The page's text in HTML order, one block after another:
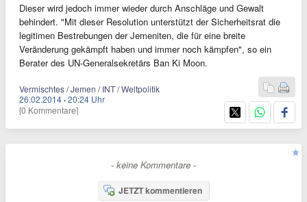
Dieser wird jedoch immer wieder durch Anschläge und Gewalt
behindert. "Mit dieser Resolution unterstützt der Sicherheitsrat die
legitimen Bestrebungen der Jemeniten, die für eine breite
Veränderung gekämpft haben und immer noch kämpfen", so ein
Berater des UN-Generalsekretärs Ban Ki Moon.
Vermischtes / Jemen / INT / Weltpolitik
26.02.2014 ·20:24 Uhr
[0 Kommentare]
- keine Kommentare -
JETZT kommentieren